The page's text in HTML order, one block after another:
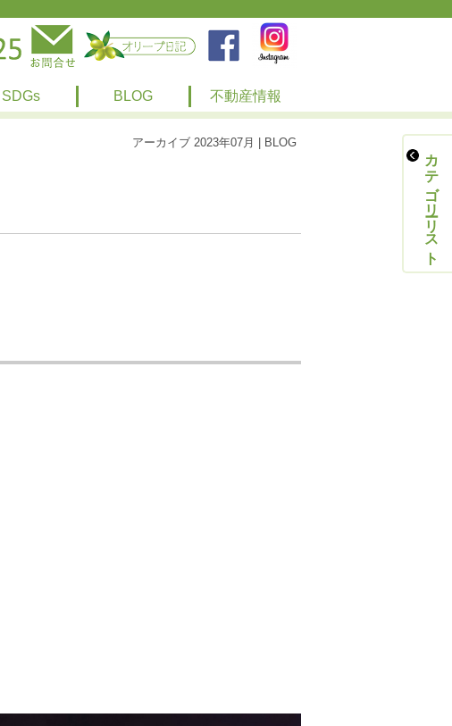
SDGs BLOG 不動産情報
アーカイブ 2023年07月 | BLOG
カテゴリーリスト